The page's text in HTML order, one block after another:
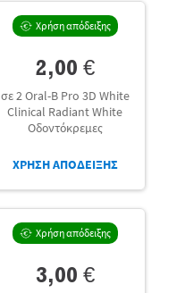
Χρήση απόδειξης
2,00 €
σε 2 Oral-B Pro 3D White
Clinical Radiant White
Οδοντόκρεμες
ΧΡΗΣΗ ΑΠΟΔΕΙΞΗΣ
Χρήση απόδειξης
3,00 €